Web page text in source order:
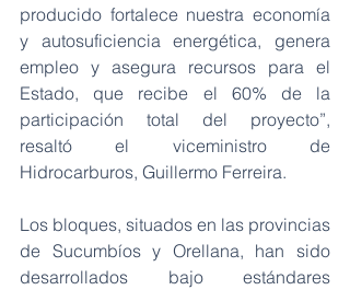
producido fortalece nuestra economía
y autosuficiencia energética, genera
empleo y asegura recursos para el
Estado, que recibe el 60% de la
participación total del proyecto”,
resaltó el viceministro de
Hidrocarburos, Guillermo Ferreira.
Los bloques, situados en las provincias
de Sucumbíos y Orellana, han sido
desarrollados bajo estándares